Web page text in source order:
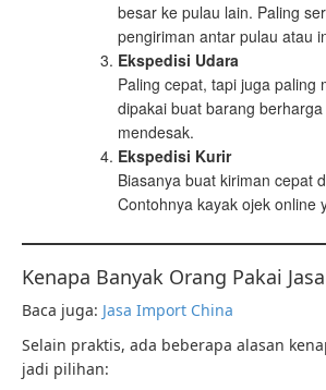
besar ke pulau lain. Paling
pengiriman antar pulau atau
Ekspedisi Udara
Paling cepat, tapi juga paling
dipakai buat barang
mendesak.
Ekspedisi Kurir
Biasanya buat kiriman cepat
Contohnya kayak ojek online
Kenapa Banyak Orang Pakai
Baca juga: Jasa Import China
Selain praktis, ada beberapa alasan
jadi pilihan: